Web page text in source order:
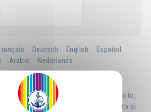
Deutsch English
Español
Arabic Nederlands
scrive l’autore, non è il vuoto,
interiore che si realizza nell’ambito di